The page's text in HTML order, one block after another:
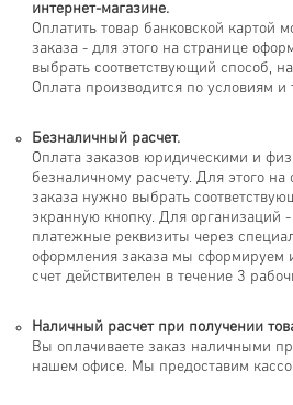
интернет-магазине.
Оплатить товар банковской картой
заказа - для этого на странице
выбрать соответствующий способ,
Оплата производится по условиям
Безналичный расчет.
Оплата заказов юридическими и
безналичному расчету. Для этого
заказа нужно выбрать
экранную кнопку. Для организаций
платежные реквизиты через
оформления заказа мы сформируем
счет действителен в течение 3
Наличный расчет при получении
Вы оплачиваете заказ наличными
нашем офисе. Мы предоставим